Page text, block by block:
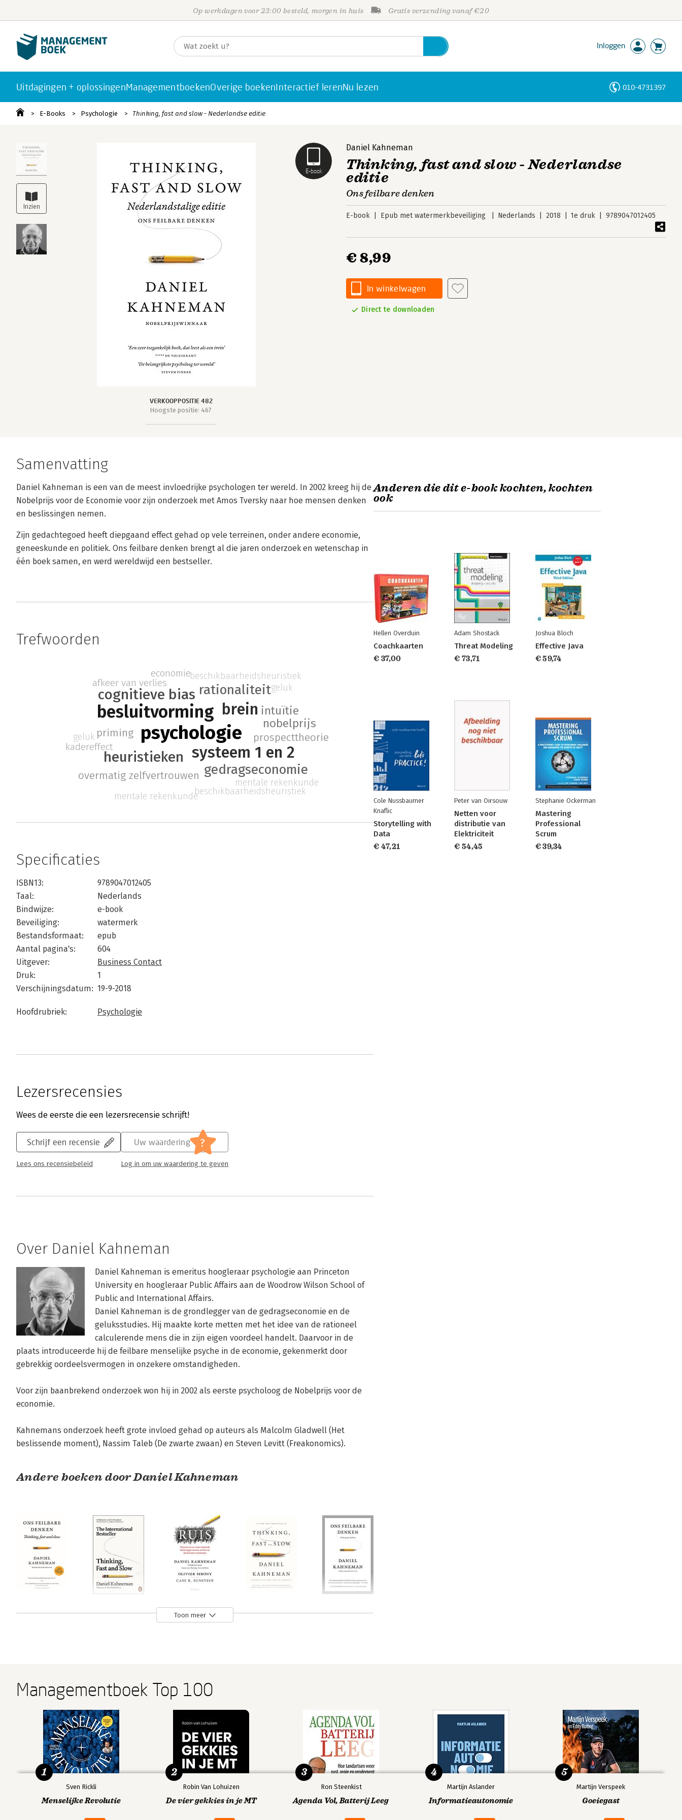
Op werkdagen voor 23:00 besteld, morgen in huis Gratis verzending vanaf €20
Inloggen
Uitdagingen + oplossingenManagementboekenOverige boekenInteractief lerenNu lezen 010-4731397
E-Books Psychologie Thinking, fast and slow - Nederlandse editie
E-book
VERKOOPPOSITIE 482
Hoogste positie: 467
Daniel Kahneman
Thinking, fast and slow - Nederlandse
editie
Ons feilbare denken
E-book Epub met watermerkbeveiliging Nederlands 2018 1e druk 9789047012405
€ 8,99
In winkelwagen
Direct te downloaden
Samenvatting
Daniel Kahneman is een van de meest invloedrijke psychologen ter wereld. In 2002 kreeg hij de
Nobelprijs voor de Economie voor zijn onderzoek met Amos Tversky naar hoe mensen denken
en beslissingen nemen.
Zijn gedachtegoed heeft diepgaand effect gehad op vele terreinen, onder andere economie,
geneeskunde en politiek. Ons feilbare denken brengt al die jaren onderzoek en wetenschap in
één boek samen, en werd wereldwijd een bestseller.
Trefwoorden
psychologie
besluitvorming
systeem 1 en 2
brein
heuristieken
cognitieve bias rationaliteit
gedragseconomie
intuïtie
nobelprijs
priming prospecttheorie
overmatig zelfvertrouwen
kadereffect
afkeer van verlies
economie
geluk
beschikbaarheidsheuristiek
mentale rekenkunde
geluk
beschikbaarheidsheuristiek
mentale rekenkunde
Specificaties
ISBN13:
9789047012405
Taal:
Nederlands
Bindwijze:
e-book
Beveiliging:
watermerk
Bestandsformaat:
epub
Aantal pagina's:
604
Uitgever:
Business Contact
Druk:
1
Verschijningsdatum: 19-9-2018
Hoofdrubriek: Psychologie
Lezersrecensies
Wees de eerste die een lezersrecensie schrijft!
Schrijf een recensie
Lees ons recensiebeleid
Uw waardering ?
Log in om uw waardering te geven
Over Daniel Kahneman
Daniel Kahneman is emeritus hoogleraar psychologie aan Princeton
University en hoogleraar Public Affairs aan de Woodrow Wilson School of
Public and International Affairs.
Daniel Kahneman is de grondlegger van de gedragseconomie en de
geluksstudies. Hij maakte korte metten met het idee van de rationeel
calculerende mens die in zijn eigen voordeel handelt. Daarvoor in de
plaats introduceerde hij de feilbare menselijke psyche in de economie, gekenmerkt door
gebrekkig oordeelsvermogen in onzekere omstandigheden.
Voor zijn baanbrekend onderzoek won hij in 2002 als eerste psycholoog de Nobelprijs voor de
economie.
Kahnemans onderzoek heeft grote invloed gehad op auteurs als Malcolm Gladwell (Het
beslissende moment), Nassim Taleb (De zwarte zwaan) en Steven Levitt (Freakonomics).
Andere boeken door Daniel Kahneman
RUIS
Toon meer
Anderen die dit e-book kochten, kochten
ook
Hellen Overduin
Coachkaarten
€ 37,00
Adam Shostack
Threat Modeling
€ 73,71
Joshua Bloch
Effective Java
€ 59,74
Cole Nussbaumer
Knaflic
Storytelling with
Data
€ 47,21
Peter van Oirsouw
Netten voor
distributie van
Elektriciteit
€ 54,45
Stephanie Ockerman
Mastering
Professional
Scrum
€ 39,34
Managementboek Top 100
Sven Rickli
Menselijke Revolutie
1
Robin Van Lohuizen
De vier gekkies in je MT
2
Ron Steenkist
Agenda Vol, Batterij Leeg
3
Martijn Aslander
Informatieautonomie
4
Martijn Verspeek
Goeiegast
5
Personen